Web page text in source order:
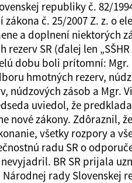
republiky č. 82/
č. 25/2007 Z. z. o
a doplnení niektorých
SR (ďalej len
dobu boli prítomní:
hmotných rezerv,
núdzových zásob a Mgr.
uviedol, že
nové zákony. Zdôraznil,
všetky rozpory a
radu SR o
BR SR prijala
rady Slovenskej